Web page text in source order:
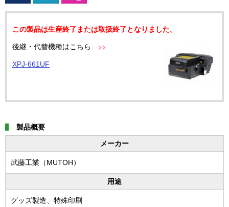
この製品は生産終了または取扱終了となりました。
後継・代替機種はこちら
XPJ-661UF
製品概要
メーカー
武藤工業（MUTOH）
用途
グッズ製造、特殊印刷